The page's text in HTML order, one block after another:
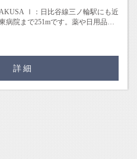
Ⅰ：日比谷線三ノ輪駅にも近
病院まで251mです。薬や日用品を
詳細